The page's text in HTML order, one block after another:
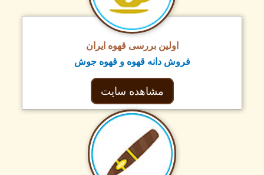
اولین بررسی قهوه ایران
فروش دانه قهوه و قهوه جوش
مشاهده سایت